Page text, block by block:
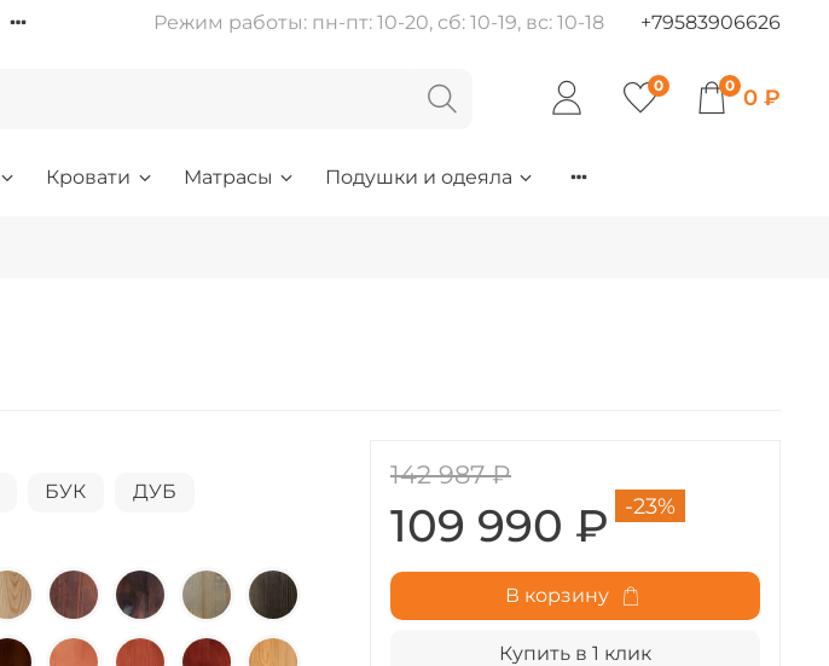
Режим работы: пн-пт: 10-20, сб: 10-19, вс: 10-18 +79583906626
0 0 0 ₽
Кровати Матрасы Подушки и одеяла
БУК ДУБ
142 987 ₽
109 990 ₽ -23%
В корзину
Купить в 1 клик